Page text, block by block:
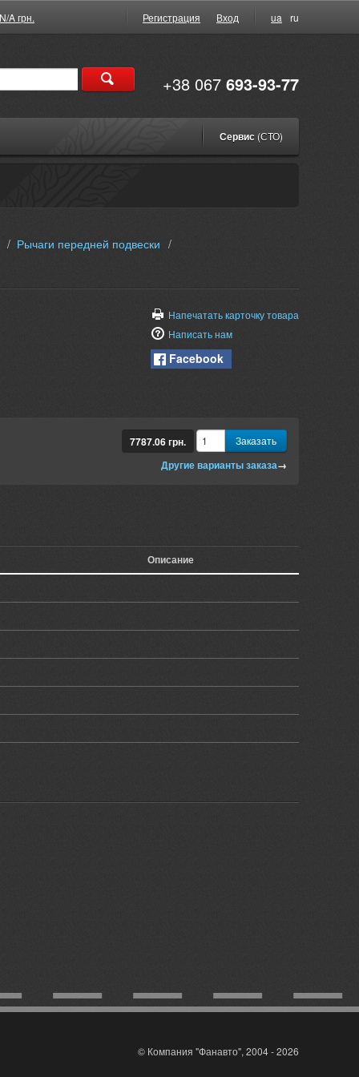
A грн. Регистрация Вход ua ru
+38 067 693-93-77
Сервис (СТО)
/ Рычаги передней подвески /
Напечатать карточку товара
Написать нам
Facebook
7787.06грн. Заказать
Другие варианты заказа→
Описание
© Компания "Фанавто", 2004 - 2026